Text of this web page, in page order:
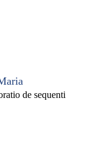
de sequenti